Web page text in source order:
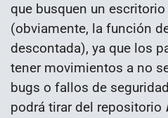
que busquen un
(obviamente, la función
descontada), ya que los
tener movimientos a no
bugs o fallos de
podrá tirar del repositorio